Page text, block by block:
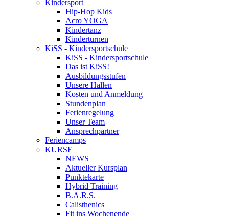
Kindersport
Hip-Hop Kids
Acro YOGA
Kindertanz
Kinderturnen
KiSS - Kindersportschule
KiSS - Kindersportschule
Das ist KiSS!
Ausbildungsstufen
Unsere Hallen
Kosten und Anmeldung
Stundenplan
Ferienregelung
Unser Team
Ansprechpartner
Feriencamps
KURSE
NEWS
Aktueller Kursplan
Punktekarte
Hybrid Training
B.A.R.S.
Calisthenics
Fit ins Wochenende